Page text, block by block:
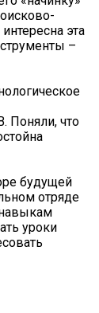
эта
–
Поняли, что
будущей
отряде
уроки